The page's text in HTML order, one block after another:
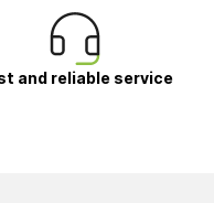
and reliable service